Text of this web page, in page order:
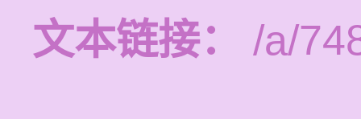
文本链接：
/a/